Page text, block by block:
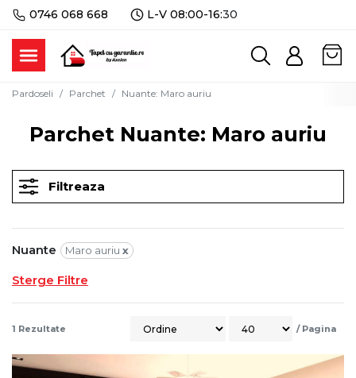
0746 068 668 L-V 08:00-16:30
Pardoseli Parchet Nuante: Maro auriu
Parchet Nuante: Maro auriu
Filtreaza
Nuante Maro auriu x
Sterge Filtre
1 Rezultate / Pagina